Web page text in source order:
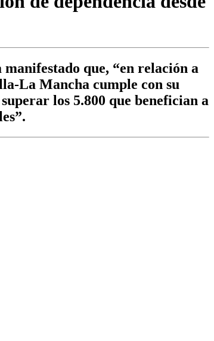
que, “en relación a
La Mancha cumple con su
los 5.800 que benefician a